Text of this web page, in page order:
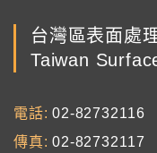
台灣區表面處
Taiwan
電話
02-82732116
傳真
02-82732117